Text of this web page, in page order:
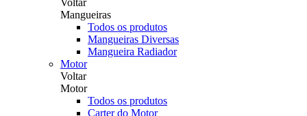
Voltar
Mangueiras
Todos os produtos
Mangueiras Diversas
Mangueira Radiador
Motor
Voltar
Motor
Todos os produtos
Carter do Motor